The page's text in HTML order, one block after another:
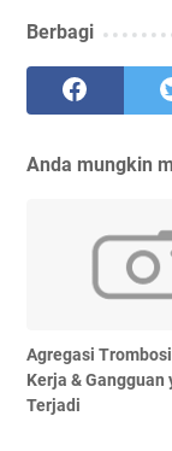
Berbagi
Anda mungkin
Agregasi
Kerja & Gangguan
Terjadi